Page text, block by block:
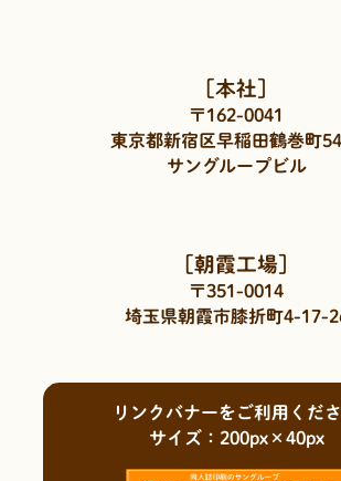
［本社］
〒162-0041
東京都新宿区早稲田鶴巻町
サングループビル
［朝霞工場］
〒351-0014
埼玉県朝霞市膝折町4-17-
リンクバナーをご利用くだ
サイズ：200px×40px